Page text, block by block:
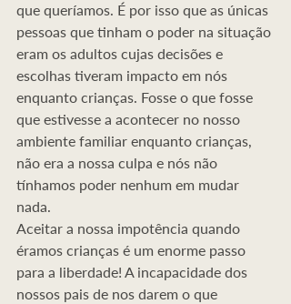
que queríamos. É por isso que as únicas
pessoas que tinham o poder na situação
eram os adultos cujas decisões e
escolhas tiveram impacto em nós
enquanto crianças. Fosse o que fosse
que estivesse a acontecer no nosso
ambiente familiar enquanto crianças,
não era a nossa culpa e nós não
tínhamos poder nenhum em mudar
nada.
Aceitar a nossa impotência quando
éramos crianças é um enorme passo
para a liberdade! A incapacidade dos
nossos pais de nos darem o que